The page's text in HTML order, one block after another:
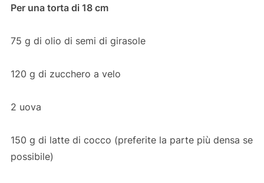
Per una torta di 18 cm
75 g di olio di semi di girasole
120 g di zucchero a velo
2 uova
150 g di latte di cocco (preferite la parte più densa se
possibile)